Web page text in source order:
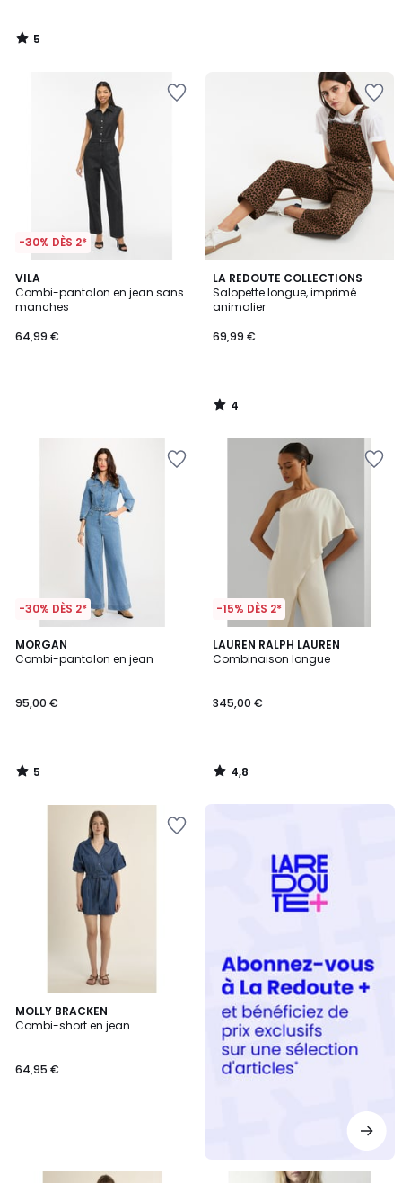
5
/
-30% DÈS 2*
VILA
Combi-pantalon en jean sans
manches
64,99 €
LA REDOUTE COLLECTIONS
Salopette longue, imprimé
animalier
69,99 €
4
/
5
4
/
-30% DÈS 2*
MORGAN
Combi-pantalon en jean
95,00 €
5
/
5
/
-15% DÈS 2*
LAUREN RALPH LAUREN
Combinaison longue
345,00 €
4,8
/ 5
4,8
/
MOLLY BRACKEN
Combi-short en jean
64,95 €